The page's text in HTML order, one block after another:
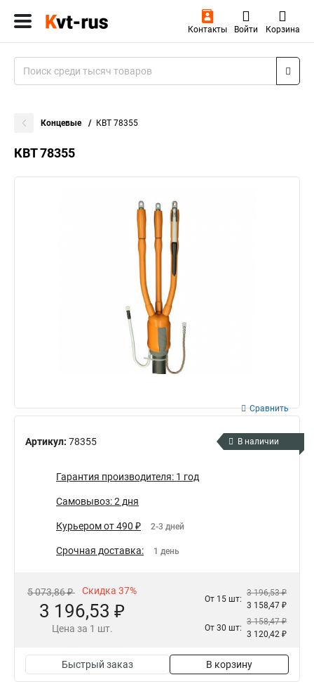
Контакты Войти Корзина
Концевые КВТ 78355
КВТ 78355
Артикул: 78355
Сравнить
В наличии
Гарантия производителя: 1 год
Самовывоз: 2 дня
Курьером от 490 ₽ 2-3 дней
Срочная доставка: 1 день
5 073,86 ₽ Скидка 37%
3 196,53 ₽
Цена за 1 шт.
От 15 шт:
3 196,53 ₽
3 158,47 ₽
От 30 шт:
3 158,47 ₽
3 120,42 ₽
Быстрый заказ В корзину